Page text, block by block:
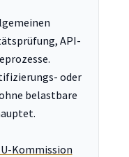
API-
oder
belastbare
Kommission